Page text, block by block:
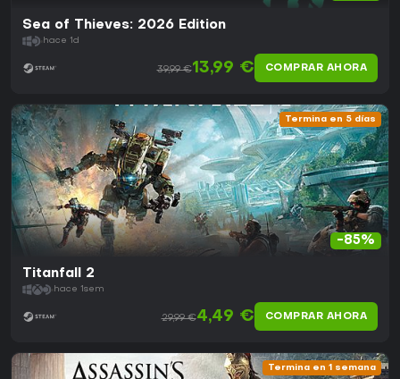
Sea of Thieves: 2026 Edition
hace 1d
39,99 €13,99 € COMPRAR AHORA
Termina en 5 días
-85%
Titanfall 2
hace 1sem
29,99 €4,49 € COMPRAR AHORA
Termina en 1 semana